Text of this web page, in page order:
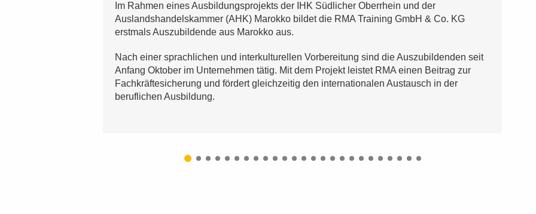
Im Rahmen eines Ausbildungsprojekts der IHK Südlicher Oberrhein und der
Auslandshandelskammer (AHK) Marokko bildet die RMA Training GmbH & Co. KG
erstmals Auszubildende aus Marokko aus.
Nach einer sprachlichen und interkulturellen Vorbereitung sind die Auszubildenden seit
Anfang Oktober im Unternehmen tätig. Mit dem Projekt leistet RMA einen Beitrag zur
Fachkräftesicherung und fördert gleichzeitig den internationalen Austausch in der
beruflichen Ausbildung.